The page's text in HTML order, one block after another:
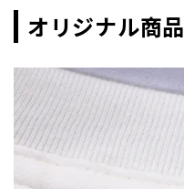
オリジナル商品